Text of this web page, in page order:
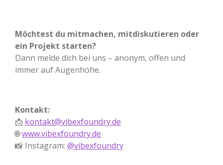
Möchtest du mitmachen, mitdiskutieren oder
ein Projekt starten?
Dann melde dich bei uns – anonym, offen und
immer auf Augenhöhe.
Kontakt:
📩 kontakt@vibexfoundry.de
🌐www.vibexfoundry.de
📸 Instagram: @vibexfoundry